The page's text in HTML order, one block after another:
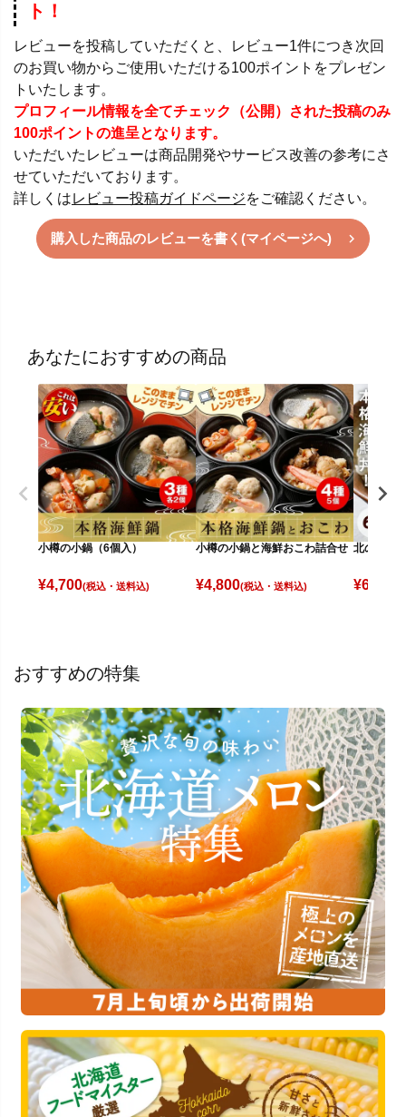
ト！
レビューを投稿していただくと、レビュー1件につき次回
のお買い物からご使用いただける100ポイントをプレゼン
トいたします。
プロフィール情報を全てチェック（公開）された投稿のみ
100ポイントの進呈となります。
いただいたレビューは商品開発やサービス改善の参考にさ
せていただいております。
詳しくはレビュー投稿ガイドページをご確認ください。
購入した商品のレビューを書く(マイページへ)
あなたにおすすめの商品
小樽の小鍋（6個入）
¥4,700(税込)
小樽の小鍋と海鮮おこわ詰合せ
¥4,800(税込)
北の海鮮
¥6,600
おすすめの特集